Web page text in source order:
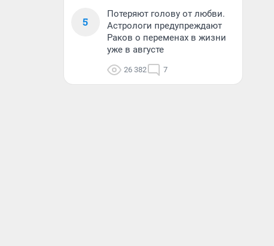
5
Потеряют голову от любви.
Астрологи предупреждают
Раков о переменах в жизни
уже в августе
26 382 7